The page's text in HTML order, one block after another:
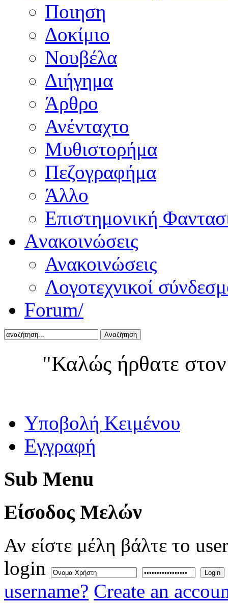
Ποιηση
Δοκίμιο
Νουβέλα
Διήγημα
Άρθρο
Ανένταχτο
Μυθιστορήμα
Πεζογραφήμα
Άλλο
Επιστημονική
Aνακοινώσεις
Ανακοινώσεις
Λογοτεχνικοί
Forum/
Αναζήτηση
"Καλώς ήρθατε
Yποβολή Κειμένου
Εγγραφή
Sub Menu
Eίσοδος Μελών
Αν είστε μέλη βάλτε το
login
Login
username? Create an